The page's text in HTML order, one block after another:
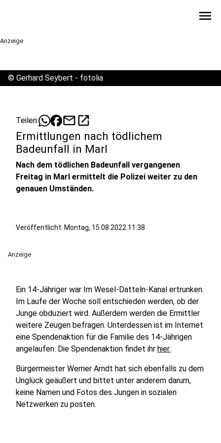
menu
Anzeige
© Gerhard Seybert - fotolia
Teilen: mailopen_in_new
Ermittlungen nach tödlichem
Badeunfall in Marl
Nach dem tödlichen Badeunfall vergangenen
Freitag in Marl ermittelt die Polizei weiter zu den
genauen Umständen.
Veröffentlicht: Montag, 15.08.2022 11:38
Anzeige
Ein 14-Jähriger war Im Wesel-Datteln-Kanal ertrunken.
Im Laufe der Woche soll entschieden werden, ob der
Junge obduziert wird. Außerdem werden die Ermittler
weitere Zeugen befragen. Unterdessen ist im Internet
eine Spendenaktion für die Familie des 14-Jährigen
angelaufen. Die Spendenaktion findet ihr hier.
Bürgermeister Werner Arndt hat sich ebenfalls zu dem
Unglück geäußert und bittet unter anderem darum,
keine Namen und Fotos des Jungen in sozialen
Netzwerken zu posten.